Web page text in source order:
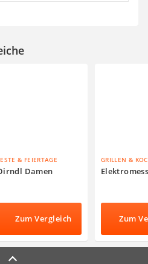
& FEIERTAGE
Damen
Zum Vergleich
GRILLEN &
Zum